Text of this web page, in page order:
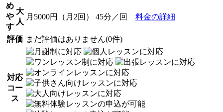
め
や
す
大
人
月5000円（月2回） 45分／回 料金の詳細
評価 まだ評価はありません(0件)
対応
コー
ス